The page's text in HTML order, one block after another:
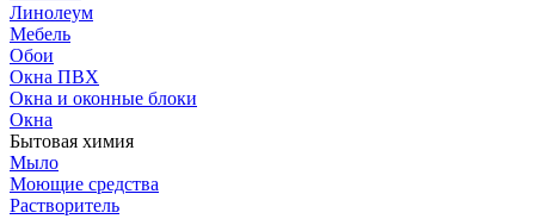
Линолеум
Мебель
Обои
Окна ПВХ
Окна и оконные блоки
Окна
Бытовая химия
Мыло
Моющие средства
Растворитель